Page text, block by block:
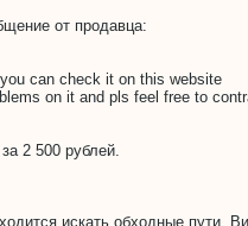
от продавца:
can check it on this website
on it and pls feel free to
2 500 рублей.
искать обходные пути.